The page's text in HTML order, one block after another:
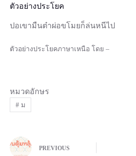
ตัวอย่างประโยค
ปอเขามืนต๋าผ่อขโมยก็ล่นหนีไป
ตัวอย่างประโยคภาษาเหนือ โดย –
หมวดอักษร
#ม
PREVIOUS